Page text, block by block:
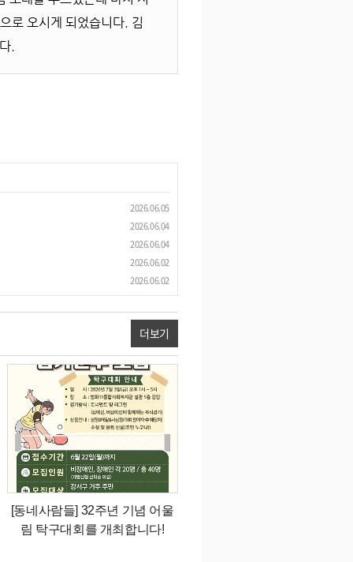
로 오시게 되었습니다. 김
.
2026.06.05
2026.06.04
2026.06.04
2026.06.02
2026.06.02
더보기
[동네사람들] 32주년 기념 어울
림 탁구대회를 개최합니다!